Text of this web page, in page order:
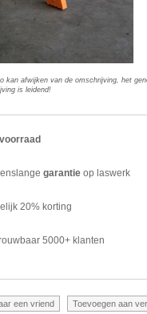
kan afwijken van de omschrijving, het
is leidend!
voorraad
garantie op laswerk
20% korting
5000+ klanten